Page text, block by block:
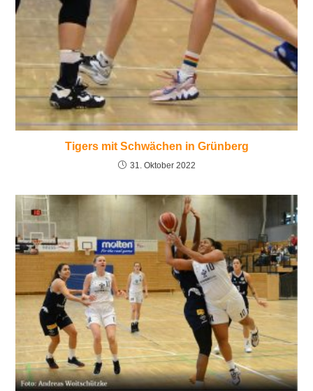
Tigers mit Schwächen in Grünberg
31. Oktober 2022